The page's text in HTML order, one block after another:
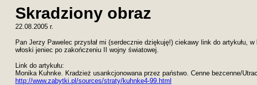
Skradziony obraz
22.08.2005 r.
Pan Jerzy Pawelec przysłał mi (serdecznie dziękuję!) ciekawy link do
włoski jeniec po zakończeniu II wojny światowej.
Link do artykułu:
Monika Kuhnke. Kradzież usankcjonowana przez państwo. Cenne bezcenne/
http://www.zabytki.pl/sources/straty/kuhnke4-99.html